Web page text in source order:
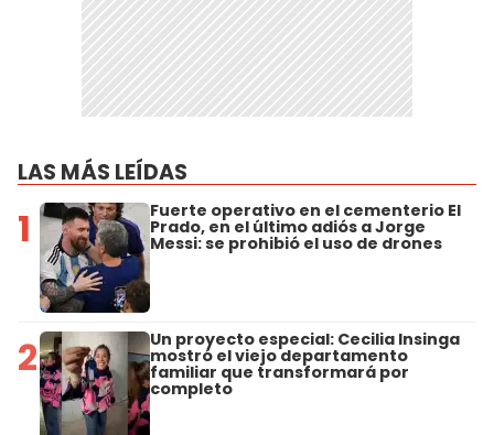
LAS MÁS LEÍDAS
1 Fuerte operativo en el cementerio El
Prado, en el último adiós a Jorge
Messi: se prohibió el uso de drones
2 Un proyecto especial: Cecilia Insinga
mostró el viejo departamento
familiar que transformará por
completo